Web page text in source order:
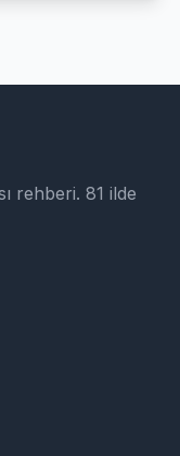
rehberi. 81 ilde